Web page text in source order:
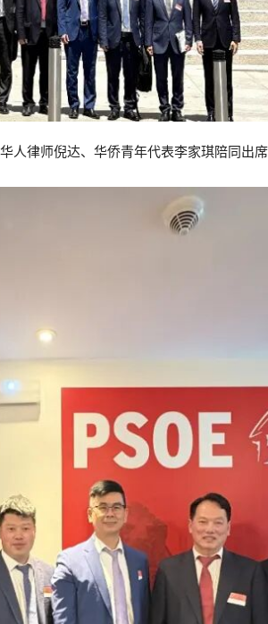
人律师倪达、华侨青年代表李家琪陪同出